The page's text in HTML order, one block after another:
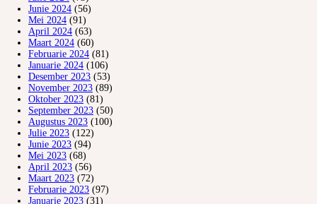
Junie 2024 (56)
Mei 2024 (91)
April 2024 (63)
Maart 2024 (60)
Februarie 2024 (81)
Januarie 2024 (106)
Desember 2023 (53)
November 2023 (89)
Oktober 2023 (81)
September 2023 (50)
Augustus 2023 (100)
Julie 2023 (122)
Junie 2023 (94)
Mei 2023 (68)
April 2023 (56)
Maart 2023 (72)
Februarie 2023 (97)
Januarie 2023 (31)